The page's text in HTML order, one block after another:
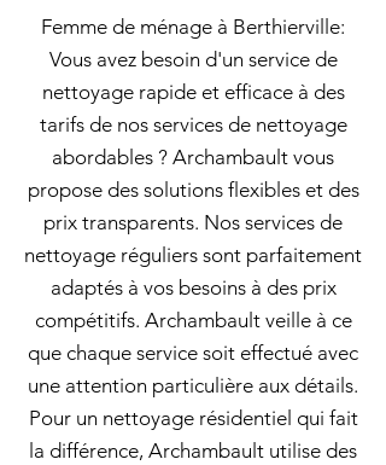
Femme de ménage à Berthierville:
Vous avez besoin d'un service de
nettoyage rapide et efficace à des
tarifs de nos services de nettoyage
abordables ? Archambault vous
propose des solutions flexibles et des
prix transparents. Nos services de
nettoyage réguliers sont parfaitement
adaptés à vos besoins à des prix
compétitifs. Archambault veille à ce
que chaque service soit effectué avec
une attention particulière aux détails.
Pour un nettoyage résidentiel qui fait
la différence, Archambault utilise des